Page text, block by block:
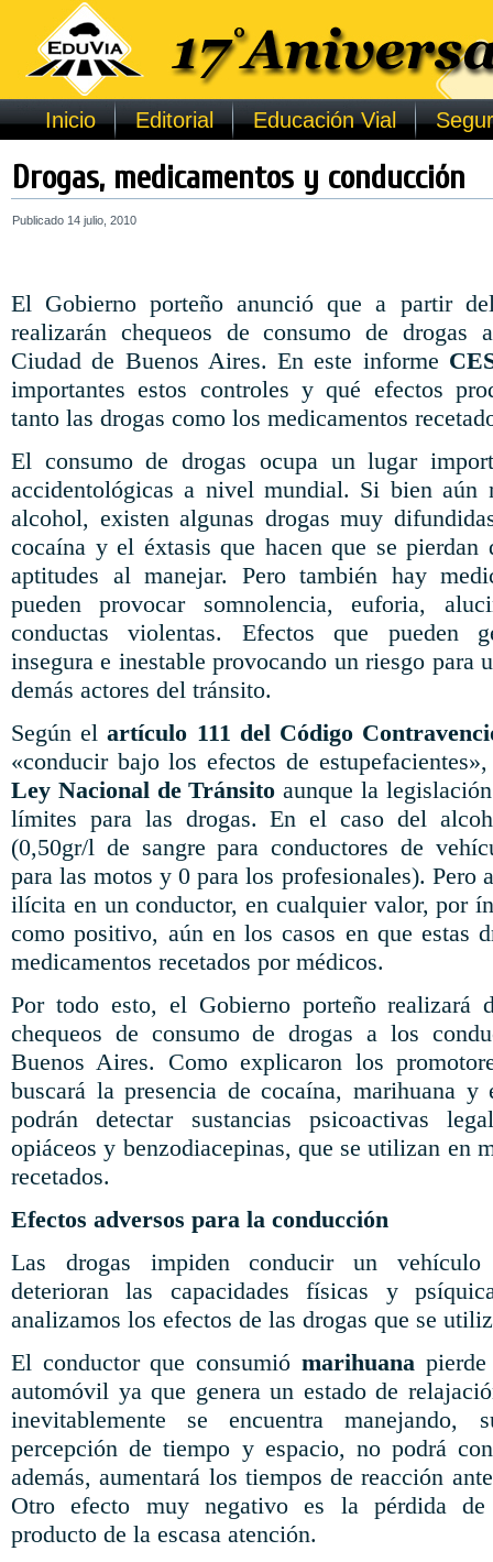
Inicio Editorial Educación Vial
Drogas, medicamentos y conducción
Publicado 14 julio, 2010
El Gobierno porteño anunció que a partir
realizarán chequeos de consumo de drogas
Ciudad de Buenos Aires. En este informe
importantes estos controles y qué efectos
tanto las drogas como los medicamentos
El consumo de drogas ocupa un lugar
accidentológicas a nivel mundial. Si bien aún
alcohol, existen algunas drogas muy
cocaína y el éxtasis que hacen que se pierdan
aptitudes al manejar. Pero también hay
pueden provocar somnolencia, euforia,
conductas violentas. Efectos que pueden
insegura e inestable provocando un riesgo para
demás actores del tránsito.
Según elartículo 111 del Código
«conducir bajo los efectos de
Ley Nacional de Tránsito aunque la
límites para las drogas. En el caso del
(0,50gr/l de sangre para conductores de
para las motos y 0 para los profesionales). Pero
ilícita en un conductor, en cualquier valor, por
como positivo, aún en los casos en que estas
medicamentos recetados por médicos.
Por todo esto, el Gobierno porteño realizará
chequeos de consumo de drogas a los
Buenos Aires. Como explicaron los
buscará la presencia de cocaína, marihuana y
podrán detectar sustancias psicoactivas
opiáceos y benzodiacepinas, que se utilizan en
recetados.
Efectos adversos para la conducción
Las drogas impiden conducir un vehículo
deterioran las capacidades físicas y
analizamos los efectos de las drogas que se
El conductor que consumió marihuana
automóvil ya que genera un estado de
inevitablemente se encuentra manejando,
percepción de tiempo y espacio, no podrá
además, aumentará los tiempos de reacción
Otro efecto muy negativo es la pérdida de
producto de la escasa atención.